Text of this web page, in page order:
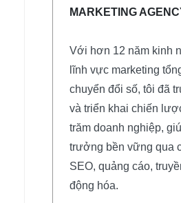
MARKETING
Với hơn 12 năm kinh
lĩnh vực marketing
chuyển đổi số, tôi đã
và triển khai chiến
trăm doanh nghiệp,
trưởng bền vững qua
SEO, quảng cáo,
động hóa.